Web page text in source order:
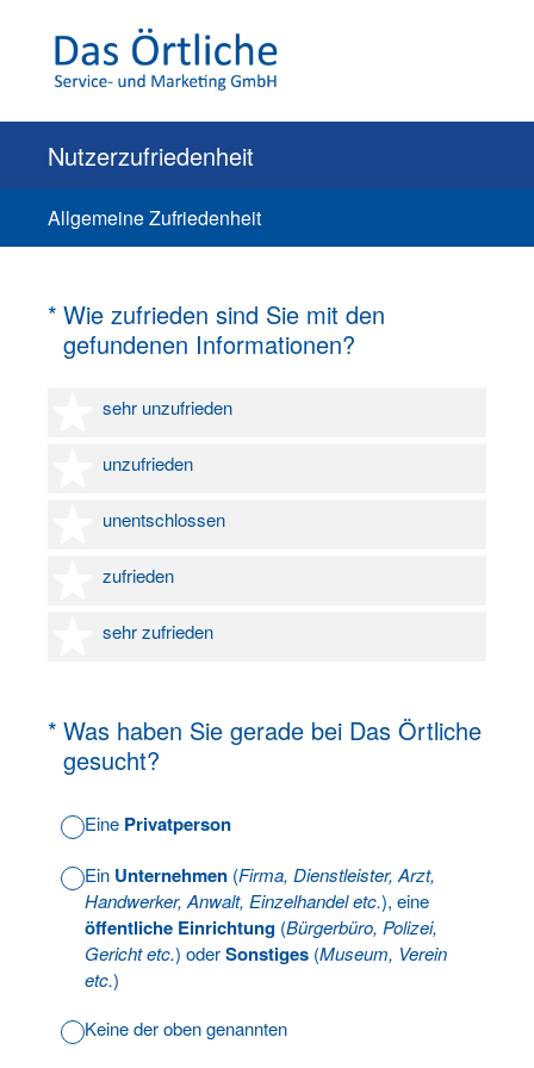
Nutzerzufriedenheit
Allgemeine Zufriedenheit
* Wie zufrieden sind Sie mit den
gefundenen Informationen?
(Erforderlich.)
sehr unzufrieden
1 Stern
unzufrieden
2 Sterne
unentschlossen
3 Sterne
zufrieden
4 Sterne
sehr zufrieden
5 Sterne
* Was haben Sie gerade bei Das Örtliche
gesucht?
(Erforderlich.)
Eine Privatperson
Ein Unternehmen (Firma, Dienstleister, Arzt,
Handwerker, Anwalt, Einzelhandel etc.), eine
öffentliche Einrichtung (Bürgerbüro, Polizei,
Gericht etc.) oderSonstiges (Museum, Verein
etc.)
Keine der oben genannten